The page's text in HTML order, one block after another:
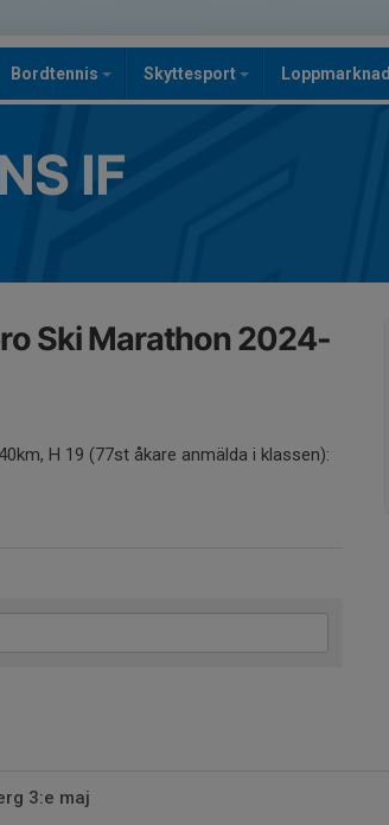
Bordtennis Skyttesport Loppmarknad
IF
Ski Marathon 2024-
H 19 (77st åkare anmälda i klassen):
3:e maj